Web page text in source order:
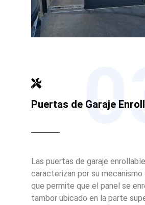
Puertas de Garaje
Las puertas de garaje
caracterizan por su
que permite que el panel se
tambor ubicado en la parte